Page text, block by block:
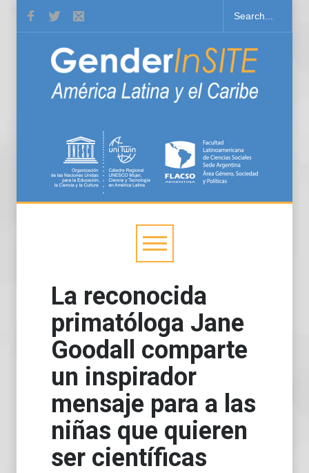
La reconocida
primatóloga Jane
Goodall comparte
un inspirador
mensaje para a las
niñas que quieren
ser científicas